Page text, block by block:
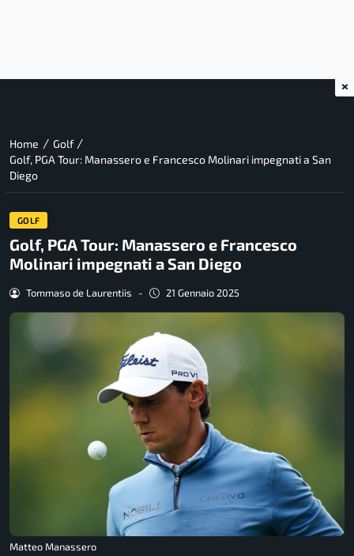
Home / Golf /
Golf, PGA Tour: Manassero e Francesco Molinari impegnati a San
Diego
GOLF
Golf, PGA Tour: Manassero e Francesco
Molinari impegnati a San Diego
Tommaso de Laurentiis - 21 Gennaio 2025
Matteo Manassero
×